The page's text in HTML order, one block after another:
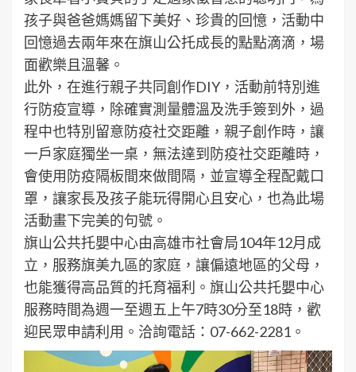
孩子與爸爸媽媽留下美好、珍貴的回憶，活動中
回憶過去兩年來在旗山公托成長的點點滴滴，場
面歡樂且溫馨。
此外，在進行親子共同創作DIY，活動前特別進
行防疫宣導，除確實測量體溫及洗手簽到外，過
程中也特別留意防疫社交距離，親子創作時，讓
一戶家庭獨坐一桌，無法達到防疫社交距離時，
會使用防疫隔板間來做間隔，並宣導全程配戴口
罩，讓家長及孩子能玩得開心且安心，也為此場
活動畫下完美的句號。
旗山公共托嬰中心由高雄市社會局104年12月成
立，服務旗美九區的家庭，讓偏遠地區的父母，
也能獲得高品質的托育福利。旗山公共托嬰中心
服務時間為週一至週五上午7時30分至18時，歡
迎民眾申請利用。洽詢電話：07-662-2281。